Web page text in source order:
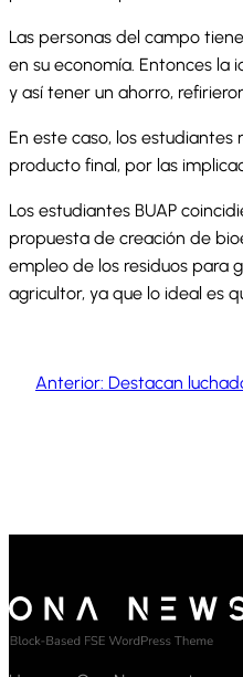
Las personas del campo
en su economía. Entonces la
y así tener un ahorro,
En este caso, los
producto final, por las
Los estudiantes BUAP
propuesta de creación de
empleo de los residuos para
agricultor, ya que lo ideal es
Anterior: Destacan